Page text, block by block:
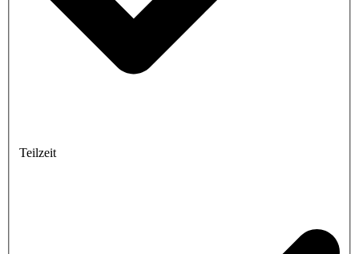
Teilzeit